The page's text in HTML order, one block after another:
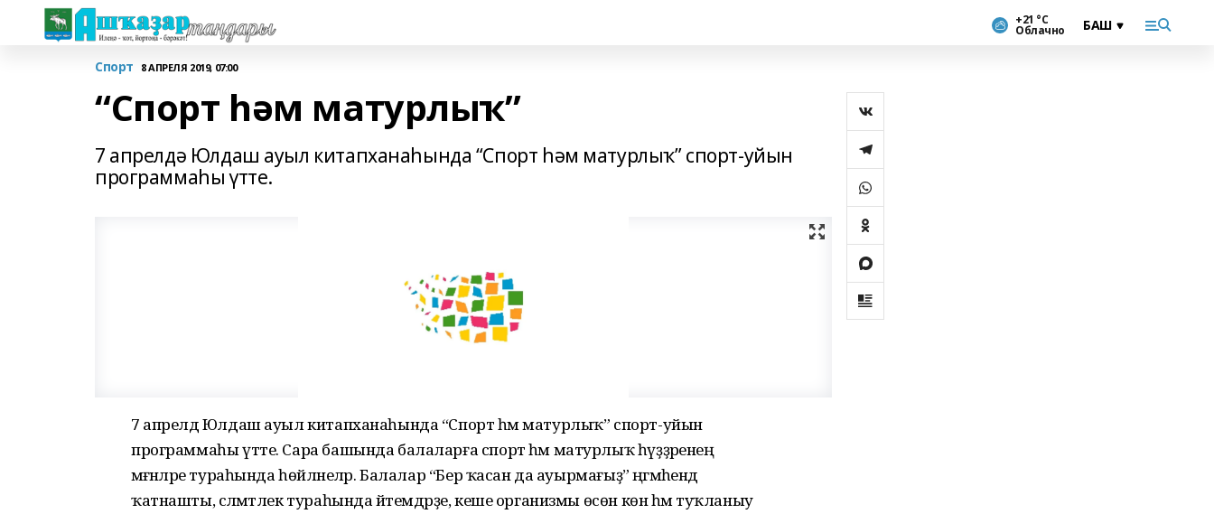
+21 °С
Облачно
Спорт 8 АПРЕЛЯ 2019, 07:00
“Спорт һәм матурлыҡ”
7 апрелдә Юлдаш ауыл китапханаһында “Спорт һәм матурлыҡ” спорт-уйын
программаһы үтте.
7 апрелдә Юлдаш ауыл китапханаһында “Спорт һәм матурлыҡ” спорт-уйын
программаһы үтте. Сара башында балаларға спорт һәм матурлыҡ һүҙҙәренең
мәғәнәләре тураһында һөйләнеләр. Балалар “Бер ҡасан да ауырмағыҙ” әңгәмәһендә
ҡатнашты, сәләмәтлек тураһында әйтемдәрҙе, кеше организмы өсөн көн һәм туҡланыу